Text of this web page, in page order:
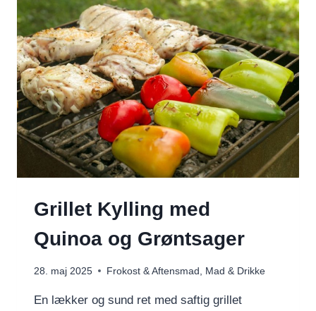
UDEN
AFSAVN
Grillet Kylling med
Quinoa og Grøntsager
28. maj 2025 Frokost & Aftensmad Mad & Drikke
En lækker og sund ret med saftig grillet